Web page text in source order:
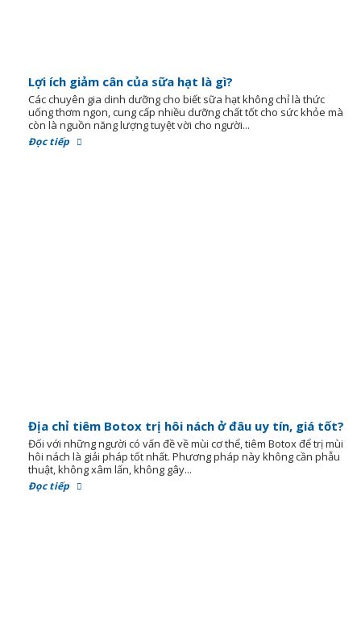
Lợi ích giảm cân của sữa hạt là gì?
Các chuyên gia dinh dưỡng cho biết sữa hạt không chỉ là thức
uống thơm ngon, cung cấp nhiều dưỡng chất tốt cho sức khỏe mà
còn là nguồn năng lượng tuyệt vời cho người...
Đọc tiếp
Địa chỉ tiêm Botox trị hôi nách ở đâu uy tín, giá tốt?
Đối với những người có vấn đề về mùi cơ thể, tiêm Botox để trị mùi
hôi nách là giải pháp tốt nhất. Phương pháp này không cần phẫu
thuật, không xâm lấn, không gây...
Đọc tiếp